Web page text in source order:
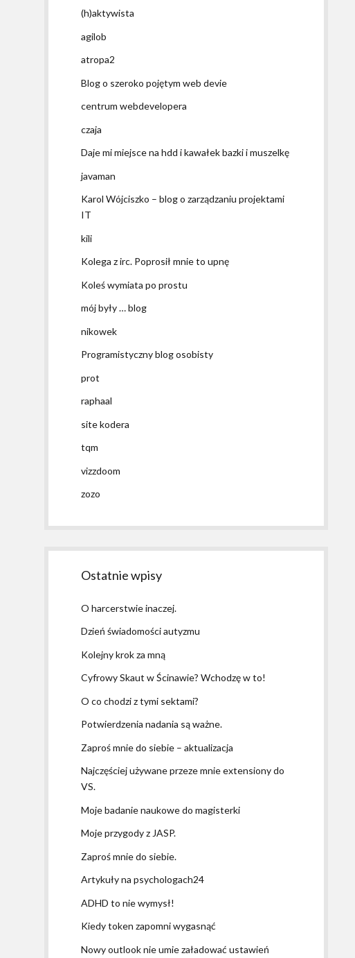
(h)aktywista
agilob
atropa2
Blog o szeroko pojętym web devie
centrum webdevelopera
czaja
Daje mi miejsce na hdd i kawałek bazki i muszelkę
javaman
Karol Wójciszko – blog o zarządzaniu projektami
IT
kili
Kolega z irc. Poprosił mnie to upnę
Koleś wymiata po prostu
mój były … blog
nikowek
Programistyczny blog osobisty
prot
raphaal
site kodera
tqm
vizzdoom
zozo
Ostatnie wpisy
O harcerstwie inaczej.
Dzień świadomości autyzmu
Kolejny krok za mną
Cyfrowy Skaut w Ścinawie? Wchodzę w to!
O co chodzi z tymi sektami?
Potwierdzenia nadania są ważne.
Zaproś mnie do siebie – aktualizacja
Najczęściej używane przeze mnie extensiony do
VS.
Moje badanie naukowe do magisterki
Moje przygody z JASP.
Zaproś mnie do siebie.
Artykuły na psychologach24
ADHD to nie wymysł!
Kiedy token zapomni wygasnąć
Nowy outlook nie umie załadować ustawień